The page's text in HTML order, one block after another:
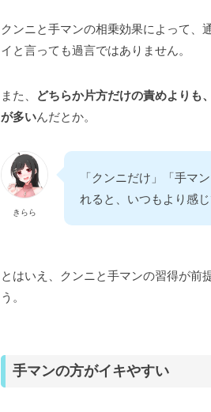
クンニと手マンの相乗効果によって、
イと言っても過言ではありません。
また、
どちらか片方だけの責めよりも
が多いんだとか。
きらら
「クンニだけ」「手マ
れると、いつもより感
とはいえ、クンニと手マンの習得が前
う。
手マンの方がイキやすい